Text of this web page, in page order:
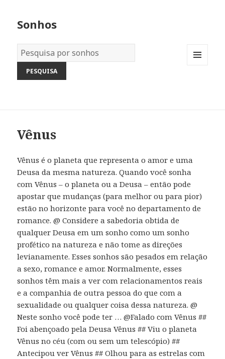
Sonhos
Dicionário
dos
Sonhos:
Vênus
Vênus é o planeta que representa o amor e uma
Deusa da mesma natureza. Quando você sonha
com Vênus – o planeta ou a Deusa – então pode
apostar que mudanças (para melhor ou para pior)
estão no horizonte para você no departamento de
romance. @ Considere a sabedoria obtida de
qualquer Deusa em um sonho como um sonho
profético na natureza e não tome as direções
levianamente. Esses sonhos são pesados ​​em relação
a sexo, romance e amor. Normalmente, esses
sonhos têm mais a ver com relacionamentos reais
e a companhia de outra pessoa do que com a
sexualidade ou qualquer coisa dessa natureza. @
Neste sonho você pode ter … @Falado com Vênus ##
Foi abençoado pela Deusa Vênus ## Viu o planeta
Vênus no céu (com ou sem um telescópio) ##
Antecipou ver Vênus ## Olhou para as estrelas com